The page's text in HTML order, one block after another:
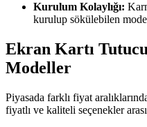
Kurulum Kolaylığı:
kurulup sökülebilen
Ekran Kartı
Modeller
Piyasada farklı fiyat
fiyatlı ve kaliteli seçenekler